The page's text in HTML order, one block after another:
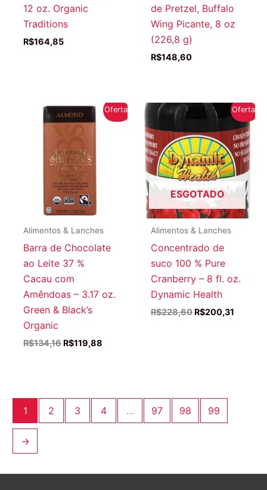
12 oz. Organic
Traditions
R$164,85
de Pretzel, Buffalo
Wing Picante, 8 oz
(226,8 g)
R$148,60
Oferta!
Alimentos & Lanches
Barra de Chocolate
ao Leite 37 %
Cacau com
Amêndoas – 3.17 oz.
Green & Black’s
Organic
R$134,16 O
R$119,88
Oferta!
ESGOTADO
Alimentos & Lanches
Concentrado de
suco 100 % Pure
Cranberry – 8 fl. oz.
Dynamic Health
R$228,60 O
R$200,31
1 2 3 4 … 97 98 99
→